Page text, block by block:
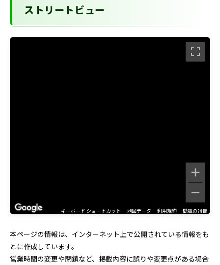
ストリートビュー
キーボード ショートカット 地図データ 利用規約 問題の報告
本ページの情報は、インターネット上で公開されている情報をも
とに作成しています。
営業時間の変更や閉鎖など、掲載内容に誤りや変更点がある場合